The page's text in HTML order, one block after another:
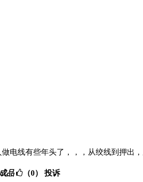
电线有些年头了，，，从绞线到押出
品 （0） 投诉